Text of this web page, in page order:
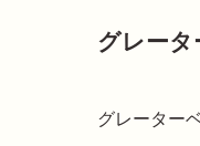
グレータ
グレーター